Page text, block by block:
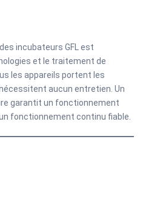
incubateurs GFL est
et le traitement de
les appareils portent les
aucun entretien. Un
garantit un fonctionnement
fonctionnement continu fiable.